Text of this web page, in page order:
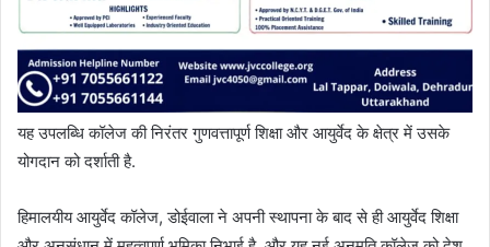
यह उपलब्धि कॉलेज की निरंतर गुणवत्तापूर्ण शिक्षा और आयुर्वेद के क्षेत्र में उसके
योगदान को दर्शाती है.
हिमालयीय आयुर्वेद कॉलेज, डोईवाला ने अपनी स्थापना के बाद से ही आयुर्वेद शिक्षा